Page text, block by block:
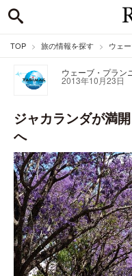
TOP 旅の情報を探す ウェ
ウェーブ・プラン
2013年10月23日
ジャカランダが満
へ